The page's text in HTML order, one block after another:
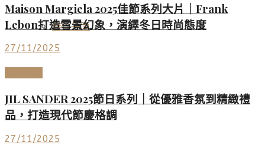
雅仕指南
Maison Margiela 2025佳節系列大片｜Frank
Lebon打造雪景幻象，演繹冬日時尚態度
27/11/2025
JIL SANDER 2025節日系列｜從優雅香氛到精緻禮
品，打造現代節慶格調
27/11/2025